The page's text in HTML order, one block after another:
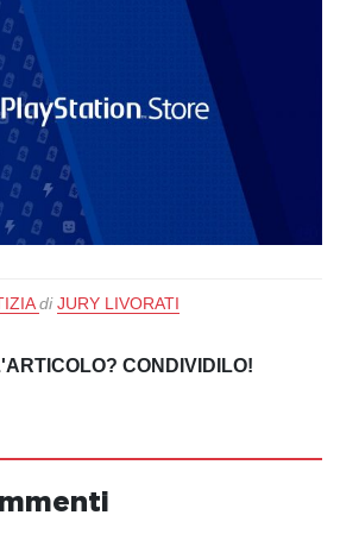
di JURY LIVORATI
CONDIVIDILO!